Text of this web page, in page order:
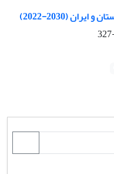
(2030-2022)